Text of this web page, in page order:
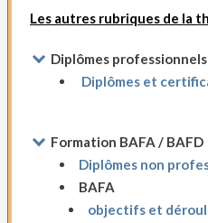
Les autres rubriques de la
Diplômes professionnels
Diplômes et
Formation BAFA / BAFD
Diplômes non
BAFA
objectifs et